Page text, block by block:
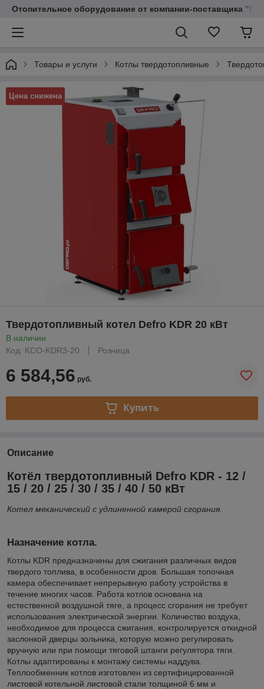
Отопительное оборудование от компании-поставщика
Товары и услуги Котлы твердотопливные
Цена снижена
Твердотопливный котел Defro KDR 20 кВт
В наличии
Код: KCO-KDR3-20
Розница
6 584,56 руб.
Купить
Описание
Котёл твердотопливный Defro KDR - 12 /
15 / 20 / 25 / 30 / 35 / 40 / 50 кВт
Котел механический с удлиненной камерой сгорания.
Назначение котла.
Котлы KDR предназначены для сжигания различных видов
твердого топлива, в особенности дров. Большая топочная
камера обеспечивает непрерывную работу устройства в
течение многих часов. Работа котлов основана на
естественной воздушной тяге, а процесс сгорания не требует
использования электрической энергии. Количество воздуха,
необходимое для процесса сжигания, контролируется откидной
заслонкой дверцы зольника, которую можно регулировать
вручную или при помощи тяговой штанги регулятора тяги.
Котлы адаптированы к монтажу системы наддува.
Теплообменник котлов изготовлен из сертифицированной
листовой котельной листовой стали толщиной 6 мм и